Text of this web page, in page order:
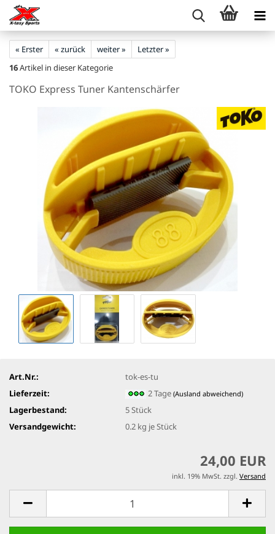
« Erster « zurück weiter »
Letzter »
16Artikel in dieser Kategorie
TOKO Express Tuner Kantenschärfer
Art.Nr.:
tok-es-tu
Lieferzeit:
2 Tage(Ausland abweichend)
Lagerbestand: 5 Stück
Versandgewicht:
0.2 kg je Stück
24,00 EUR
inkl. 19% MwSt. zzgl. Versand